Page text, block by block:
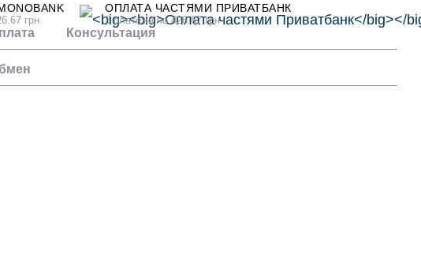
грн
ОПЛАТА ЧАСТЯМИ ПРИВАТБАНК
3 платежа по 426.67 грн
Консультация